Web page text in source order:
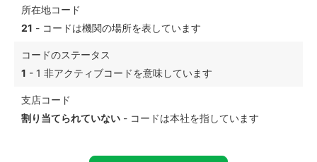
所在地コード
21 - コードは機関の場所を表しています
コードのステータス
1 - 1 非アクティブコードを意味しています
支店コード
割り当てられていない - コードは本社を指しています